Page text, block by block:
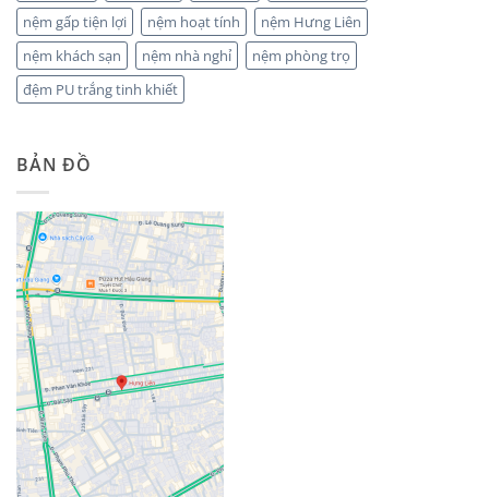
nệm gấp tiện lợi
nệm hoạt tính
nệm Hưng Liên
nệm khách sạn
nệm nhà nghỉ
nệm phòng trọ
đệm PU trắng tinh khiết
BẢN ĐỒ